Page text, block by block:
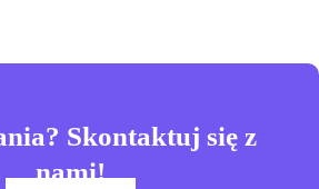
Skontaktuj się z
nami!